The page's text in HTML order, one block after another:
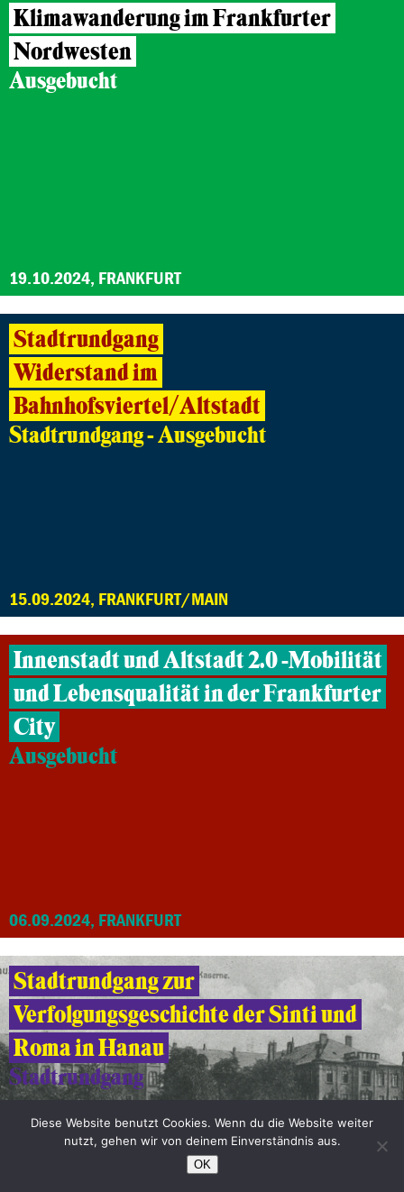
Klimawanderung im Frankfurter
Nordwesten
Ausgebucht
19.10.2024, FRANKFURT
Stadtrundgang
Widerstand im
Bahnhofsviertel/Altstadt
Stadtrundgang - Ausgebucht
15.09.2024, FRANKFURT/MAIN
Innenstadt und Altstadt 2.0 -Mobilität
und Lebensqualität in der Frankfurter
City
Ausgebucht
06.09.2024, FRANKFURT
Stadtrundgang zur
Verfolgungsgeschichte der Sinti und
Roma in Hanau
Stadtrundgang
Diese Website benutzt Cookies. Wenn du die Website weiter
nutzt, gehen wir von deinem Einverständnis aus.
OK